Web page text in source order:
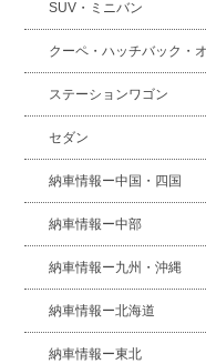
SUV・ミニバン
クーペ・ハッチバック・
ステーションワゴン
セダン
納車情報ー中国・四国
納車情報ー中部
納車情報ー九州・沖縄
納車情報ー北海道
納車情報ー東北